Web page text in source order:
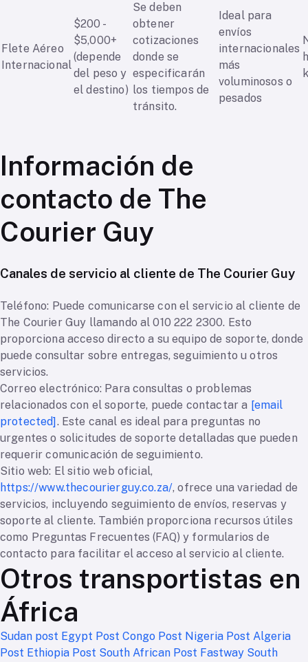
Flete Aéreo
Internacional
$200 -
$5,000+
(depende
del peso y
el destino)
Se deben
obtener
cotizaciones
donde se
especificarán
los tiempos de
tránsito.
Ideal para
envíos
internacionales
más
voluminosos o
pesados
Información de
contacto de The
Courier Guy
Canales de servicio al cliente de The Courier Guy
Teléfono: Puede comunicarse con el servicio al cliente de
The Courier Guy llamando al 010 222 2300. Esto
proporciona acceso directo a su equipo de soporte, donde
puede consultar sobre entregas, seguimiento u otros
servicios.
Correo electrónico: Para consultas o problemas
relacionados con el soporte, puede contactar a [email
protected] . Este canal es ideal para preguntas no
urgentes o solicitudes de soporte detalladas que pueden
requerir comunicación de seguimiento.
Sitio web: El sitio web oficial,
https://www.thecourierguy.co.za/, ofrece una variedad de
servicios, incluyendo seguimiento de envíos, reservas y
soporte al cliente. También proporciona recursos útiles
como Preguntas Frecuentes (FAQ) y formularios de
contacto para facilitar el acceso al servicio al cliente.
Otros transportistas en
África
Sudan post Egypt Post Congo Post Nigeria Post Algeria
Post Ethiopia Post South African Post Fastway South